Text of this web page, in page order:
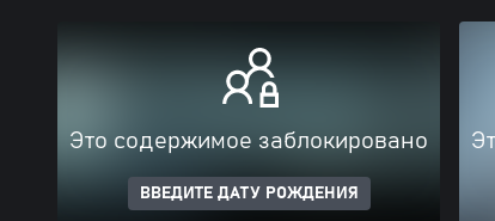
Это содержимое заблокировано
ВВЕДИТЕ ДАТУ РОЖДЕНИЯ